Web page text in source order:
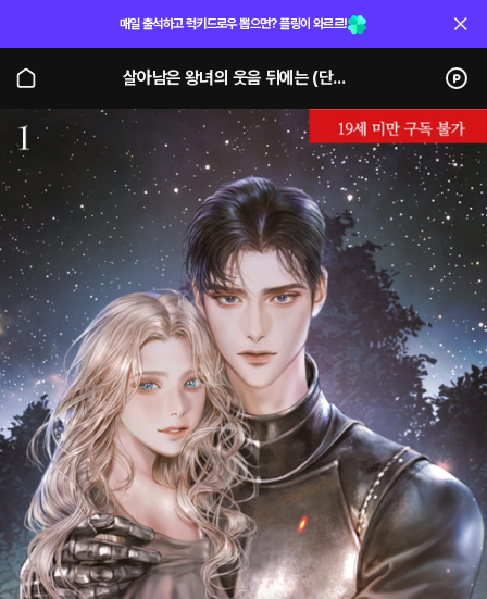
매일 출석하고 럭키드로우 뽑으면? 플링이 와르르!
살아남은 왕녀의 웃음 뒤에는 (단행본)